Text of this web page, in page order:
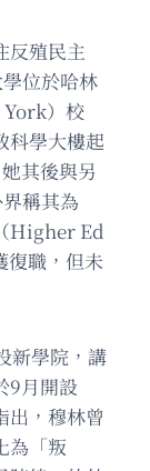
反殖民主
位於哈林
）校
科學大樓起
其後與另
稱其為
Higher Ed
職，但未
新學院，講
9月開設
出，穆林曾
為「叛